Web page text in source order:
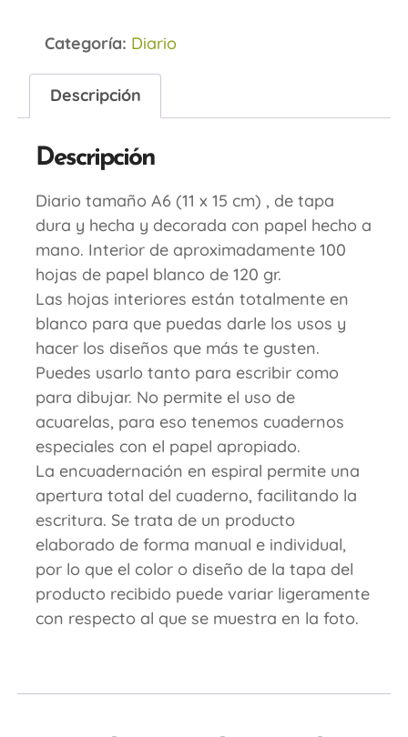
Categoría: Diario
Descripción
Descripción
Diario tamaño A6 (11 x 15 cm) , de tapa
dura y hecha y decorada con papel hecho a
mano. Interior de aproximadamente 100
hojas de papel blanco de 120 gr.
Las hojas interiores están totalmente en
blanco para que puedas darle los usos y
hacer los diseños que más te gusten.
Puedes usarlo tanto para escribir como
para dibujar. No permite el uso de
acuarelas, para eso tenemos cuadernos
especiales con el papel apropiado.
La encuadernación en espiral permite una
apertura total del cuaderno, facilitando la
escritura. Se trata de un producto
elaborado de forma manual e individual,
por lo que el color o diseño de la tapa del
producto recibido puede variar ligeramente
con respecto al que se muestra en la foto.